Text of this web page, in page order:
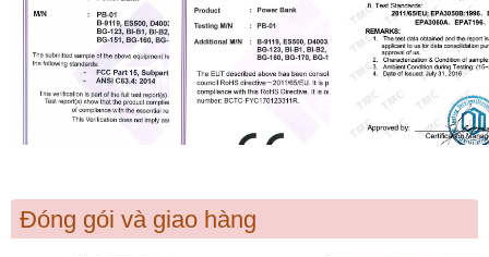
Đóng gói và giao hàng